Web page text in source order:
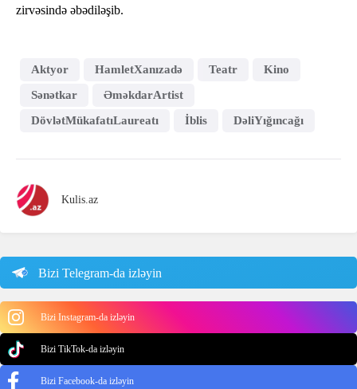
zirvəsində əbədiləşib.
Aktyor HamletXanızadə Teatr
Kino
Sənətkar
ƏməkdarArtist
DövlətMükafatıLaureatı
İblis DəliYığıncağı
Kulis.az
Bizi Telegram-da izləyin
Bizi Instagram-da izləyin
Bizi TikTok-da izləyin
Bizi Facebook-da izləyin